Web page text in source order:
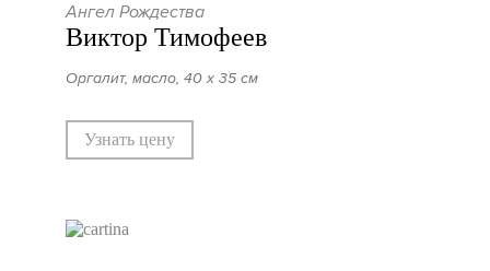
Ангел Рождества
Виктор Тимофеев
Оргалит, масло, 40 х 35 см
Узнать цену